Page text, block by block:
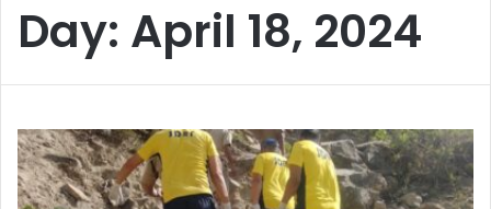
Day: April 18, 2024